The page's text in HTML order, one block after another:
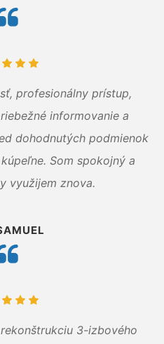
profesionálny prístup,
informovanie a
dohodnutých podmienok
Som spokojný a
využijem znova.
3-izbového